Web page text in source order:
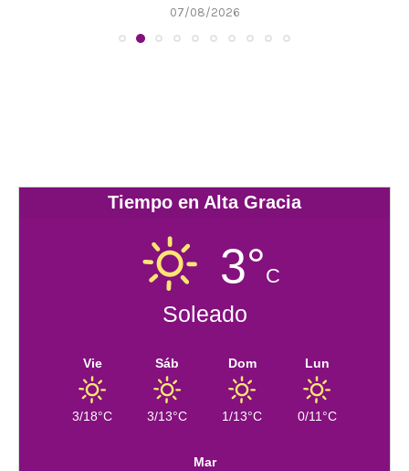
07/08/2026
Tiempo en Alta Gracia
3°C
Soleado
Vie
3/18°C
Sáb
3/13°C
Dom
1/13°C
Lun
0/11°C
Mar